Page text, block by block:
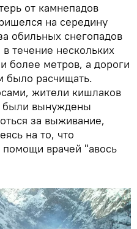
от камнепадов
на середину
обильных снегопадов
течение нескольких
более метров, а дороги
было расчищать.
жители кишлаков
были вынуждены
за выживание,
на то, что
помощи врачей "авось